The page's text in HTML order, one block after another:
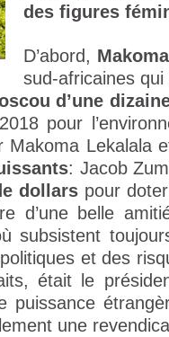
des figures
D’abord,
sud-africaines
d’une
pour
Makoma Lekalala
: Jacob
dollars pour
d’une belle
subsistent
et des
était le
puissance
une